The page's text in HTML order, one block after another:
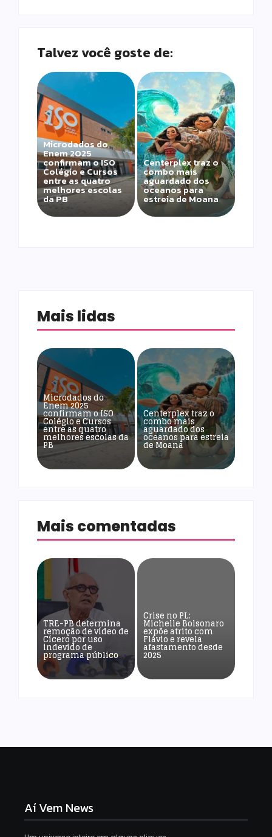
Talvez você goste de:
Microdados do
Enem 2025
confirmam o ISO
Colégio e Cursos
entre as quatro
melhores escolas
da PB
Centerplex traz o
combo mais
aguardado dos
oceanos para
estreia de Moana
Mais lidas
Microdados do
Enem 2025
confirmam o ISO
Colégio e Cursos
entre as quatro
melhores escolas da
PB
Centerplex traz o
combo mais
aguardado dos
oceanos para estreia
de Moana
Mais comentadas
TRE-PB determina
remoção de vídeo de
Cícero por uso
indevido de
programa público
Crise no PL:
Michelle Bolsonaro
expõe atrito com
Flávio e revela
afastamento desde
2025
Aí Vem News